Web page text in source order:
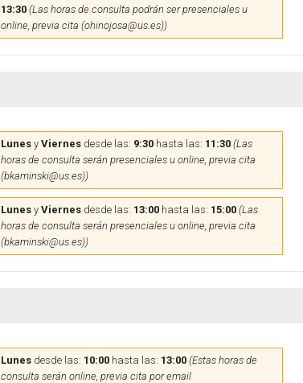
13:30 (Las horas de consulta podrán ser presenciales u
online, previa cita (ohinojosa@us.es))
Lunesy Viernesdesde las: 9:30hasta las: 11:30 (Las
horas de consulta serán presenciales u online, previa cita
(bkaminski@us.es))
Lunesy Viernesdesde las: 13:00hasta las: 15:00 (Las
horas de consulta serán presenciales u online, previa cita
(bkaminski@us.es))
Lunesdesde las: 10:00hasta las: 13:00 (Estas horas de
consulta serán online, previa cita por email